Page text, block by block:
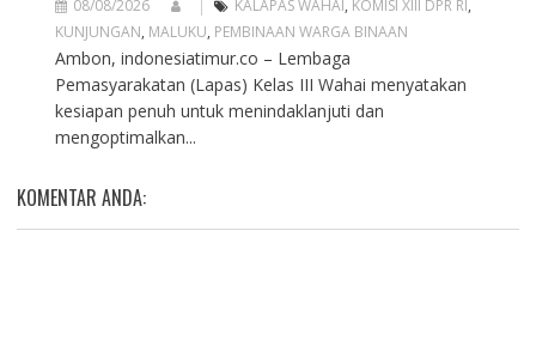
08/08/2026 KALAPAS WAHAI, KOMISI XIII DPR RI,
KUNJUNGAN, MALUKU, PEMBINAAN WARGA BINAAN
Ambon, indonesiatimur.co – Lembaga
Pemasyarakatan (Lapas) Kelas III Wahai menyatakan
kesiapan penuh untuk menindaklanjuti dan
mengoptimalkan...
KOMENTAR ANDA: